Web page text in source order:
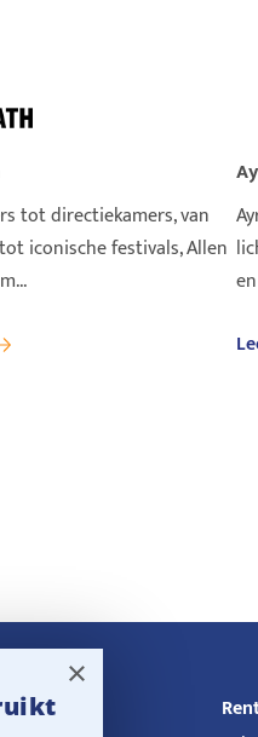
tot directiekamers, van
iconische festivals, Allen
×